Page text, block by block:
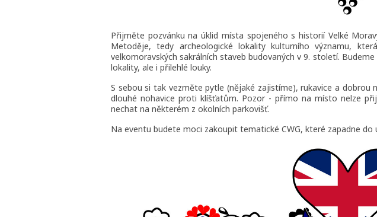
Přijměte pozvánku na úklid místa spojeného s historií Velké
Metoděje, tedy archeologické lokality kulturního významu,
velkomoravských sakrálních staveb budovaných v 9. století.
lokality, ale i přilehlé louky.
S sebou si tak vezměte pytle (nějaké zajistíme), rukavice a dobrou
dlouhé nohavice proti klíšťatům. Pozor - přímo na místo nelze
nechat na některém z okolních parkovišť.
Na eventu budete moci zakoupit tematické CWG, které zapadne do